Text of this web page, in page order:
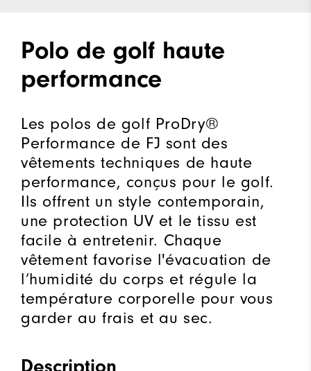
Polo de golf haute
performance
Les polos de golf ProDry®
Performance de FJ sont des
vêtements techniques de haute
performance, conçus pour le golf.
Ils offrent un style contemporain,
une protection UV et le tissu est
facile à entretenir. Chaque
vêtement favorise l'évacuation de
l’humidité du corps et régule la
température corporelle pour vous
garder au frais et au sec.
Description